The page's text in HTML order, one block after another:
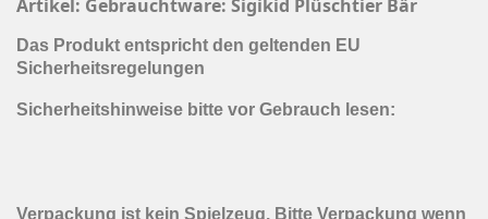
Artikel: Gebrauchtware: Sigikid Plüschtier Bär
Das Produkt entspricht den geltenden EU
Sicherheitsregelungen
Sicherheitshinweise bitte vor Gebrauch lesen:
Verpackung ist kein Spielzeug. Bitte Verpackung wenn